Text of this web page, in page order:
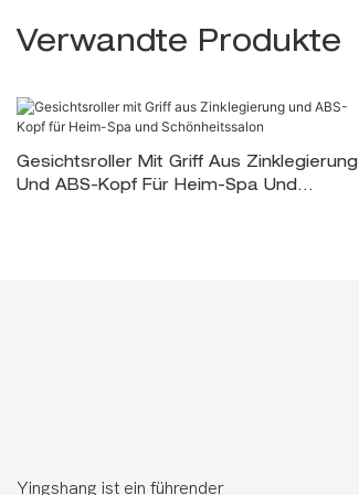
Verwandte Produkte
Gesichtsroller Mit Griff Aus Zinklegierung
Und ABS-Kopf Für Heim-Spa Und
Yingshang ist ein führender